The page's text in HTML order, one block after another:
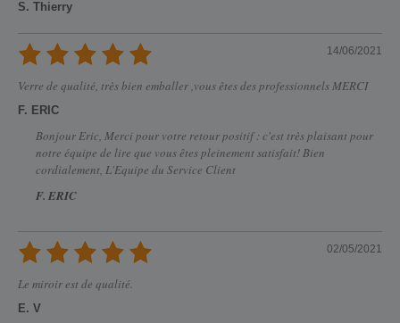
S. Thierry
14/06/2021
Verre de qualité, très bien emballer ,vous êtes des professionnels MERCI
F. ERIC
Bonjour Eric, Merci pour votre retour positif : c'est très plaisant pour
notre équipe de lire que vous êtes pleinement satisfait! Bien
cordialement, L'Equipe du Service Client
F. ERIC
02/05/2021
Le miroir est de qualité.
E. V